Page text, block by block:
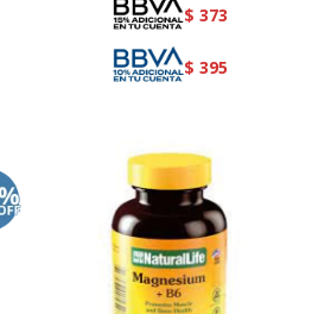
$ 373
$ 395